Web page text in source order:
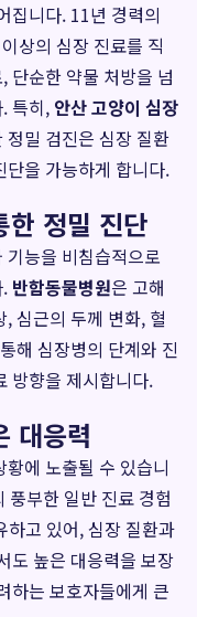
집니다. 11년 경력의
상의 심장 진료를 직
단순한 약물 처방을 넘
특히, 안산 고양이 심장
밀 검진은 심장 질환
을 가능하게 합니다.
한 정밀 진단
능을 비침습적으로
반함동물병원은 고해
심근의 두께 변화, 혈
해 심장병의 단계와 진
방향을 제시합니다.
대응력
에 노출될 수 있습니
풍부한 일반 진료 경험
고 있어, 심장 질환과
도 높은 대응력을 보장
하는 보호자들에게 큰